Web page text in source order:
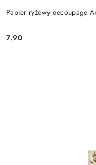
Papier ryżowy decoupage
Cena:
7.90